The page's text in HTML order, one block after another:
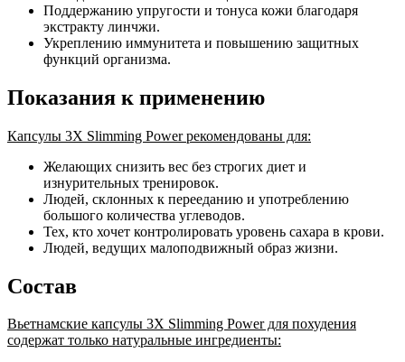
Поддержанию упругости и тонуса кожи благодаря
экстракту линчжи.
Укреплению иммунитета и повышению защитных
функций организма.
Показания к применению
Капсулы 3X Slimming Power рекомендованы для:
Желающих снизить вес без строгих диет и
изнурительных тренировок.
Людей, склонных к перееданию и употреблению
большого количества углеводов.
Тех, кто хочет контролировать уровень сахара в крови.
Людей, ведущих малоподвижный образ жизни.
Состав
Вьетнамские капсулы 3X Slimming Power для похудения
содержат только натуральные ингредиенты: